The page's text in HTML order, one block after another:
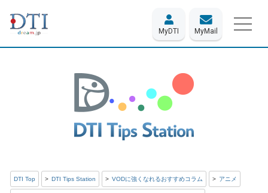
MyDTI MyMail
DTI Top DTI Tips Station VODに強くなれるおすすめコラム アニメ